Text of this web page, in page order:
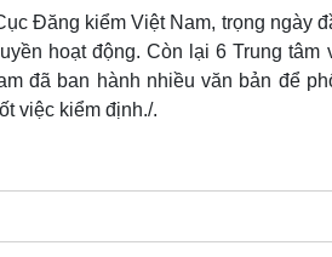
Đăng kiểm Việt Nam, trọng ngày
hoạt động. Còn lại 6 Trung
đã ban hành nhiều văn bản để
việc kiểm định./.